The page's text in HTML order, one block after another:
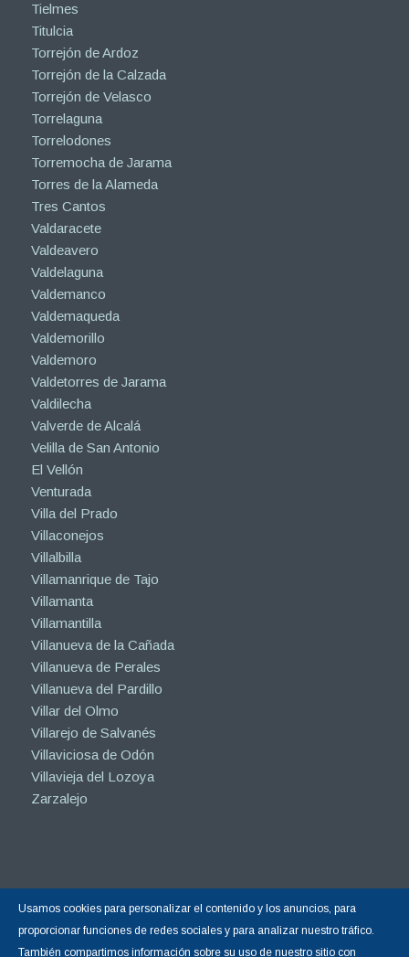
Tielmes
Titulcia
Torrejón de Ardoz
Torrejón de la Calzada
Torrejón de Velasco
Torrelaguna
Torrelodones
Torremocha de Jarama
Torres de la Alameda
Tres Cantos
Valdaracete
Valdeavero
Valdelaguna
Valdemanco
Valdemaqueda
Valdemorillo
Valdemoro
Valdetorres de Jarama
Valdilecha
Valverde de Alcalá
Velilla de San Antonio
El Vellón
Venturada
Villa del Prado
Villaconejos
Villalbilla
Villamanrique de Tajo
Villamanta
Villamantilla
Villanueva de la Cañada
Villanueva de Perales
Villanueva del Pardillo
Villar del Olmo
Villarejo de Salvanés
Villaviciosa de Odón
Villavieja del Lozoya
Zarzalejo
Usamos cookies para personalizar el contenido y los anuncios, para
proporcionar funciones de redes sociales y para analizar nuestro tráfico.
También compartimos información sobre su uso de nuestro sitio con